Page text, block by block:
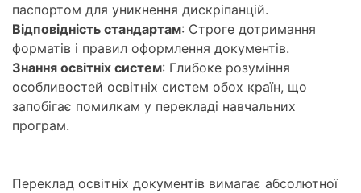
паспортом для уникнення дискріпанцій.
Відповідність стандартам: Строге дотримання
форматів і правил оформлення документів.
Знання освітніх систем: Глибоке розуміння
особливостей освітніх систем обох країн, що
запобігає помилкам у перекладі навчальних
програм.
Переклад освітніх документів вимагає абсолютної